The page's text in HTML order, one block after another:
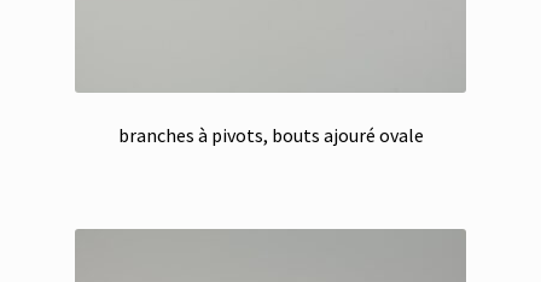
branches à pivots, bouts ajouré ovale